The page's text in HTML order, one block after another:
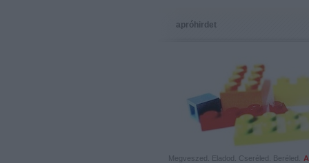
apróhirdet
Megveszed. Eladod. Cseréled. Beréled.